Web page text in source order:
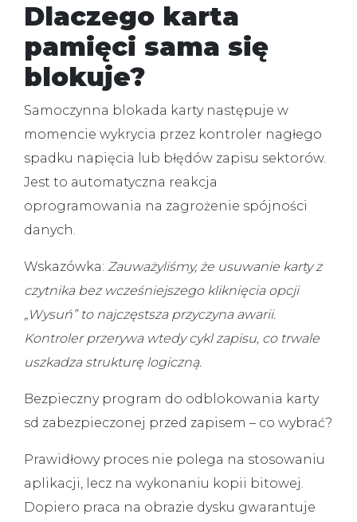
Dlaczego karta
pamięci sama się
blokuje?
Samoczynna blokada karty następuje w
momencie wykrycia przez kontroler nagłego
spadku napięcia lub błędów zapisu sektorów.
Jest to automatyczna reakcja
oprogramowania na zagrożenie spójności
danych.
Wskazówka: Zauważyliśmy, że usuwanie karty z
czytnika bez wcześniejszego kliknięcia opcji
„Wysuń” to najczęstsza przyczyna awarii.
Kontroler przerywa wtedy cykl zapisu, co trwale
uszkadza strukturę logiczną.
Bezpieczny program do odblokowania karty
sd zabezpieczonej przed zapisem – co wybrać?
Prawidłowy proces nie polega na stosowaniu
aplikacji, lecz na wykonaniu kopii bitowej.
Dopiero praca na obrazie dysku gwarantuje